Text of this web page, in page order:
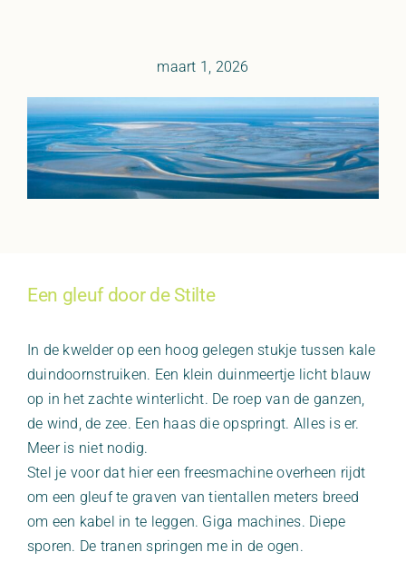
inhoud
maart 1, 2026
Een gleuf door de Stilte
In de kwelder op een hoog gelegen stukje tussen kale
duindoornstruiken. Een klein duinmeertje licht blauw
op in het zachte winterlicht. De roep van de ganzen,
de wind, de zee. Een haas die opspringt. Alles is er.
Meer is niet nodig.
Stel je voor dat hier een freesmachine overheen rijdt
om een gleuf te graven van tientallen meters breed
om een kabel in te leggen. Giga machines. Diepe
sporen. De tranen springen me in de ogen.